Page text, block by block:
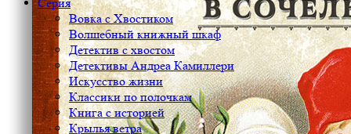
Вовка с Хвостиком
Волшебный книжный шкаф
Детектив с хвостом
Детективы Андреа Камиллери
Искусство жизни
Классики по полочкам
Книга с историей
Крылья ветра